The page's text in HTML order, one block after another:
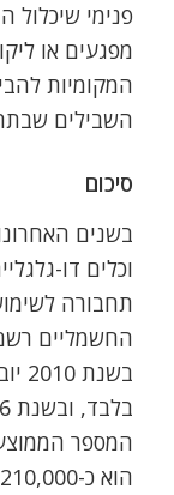
פנימי שיכלול
מפגעים או
המקומיות
השבילים
סיכום
בשנים
וכלים דו-
תחבורה
המספר